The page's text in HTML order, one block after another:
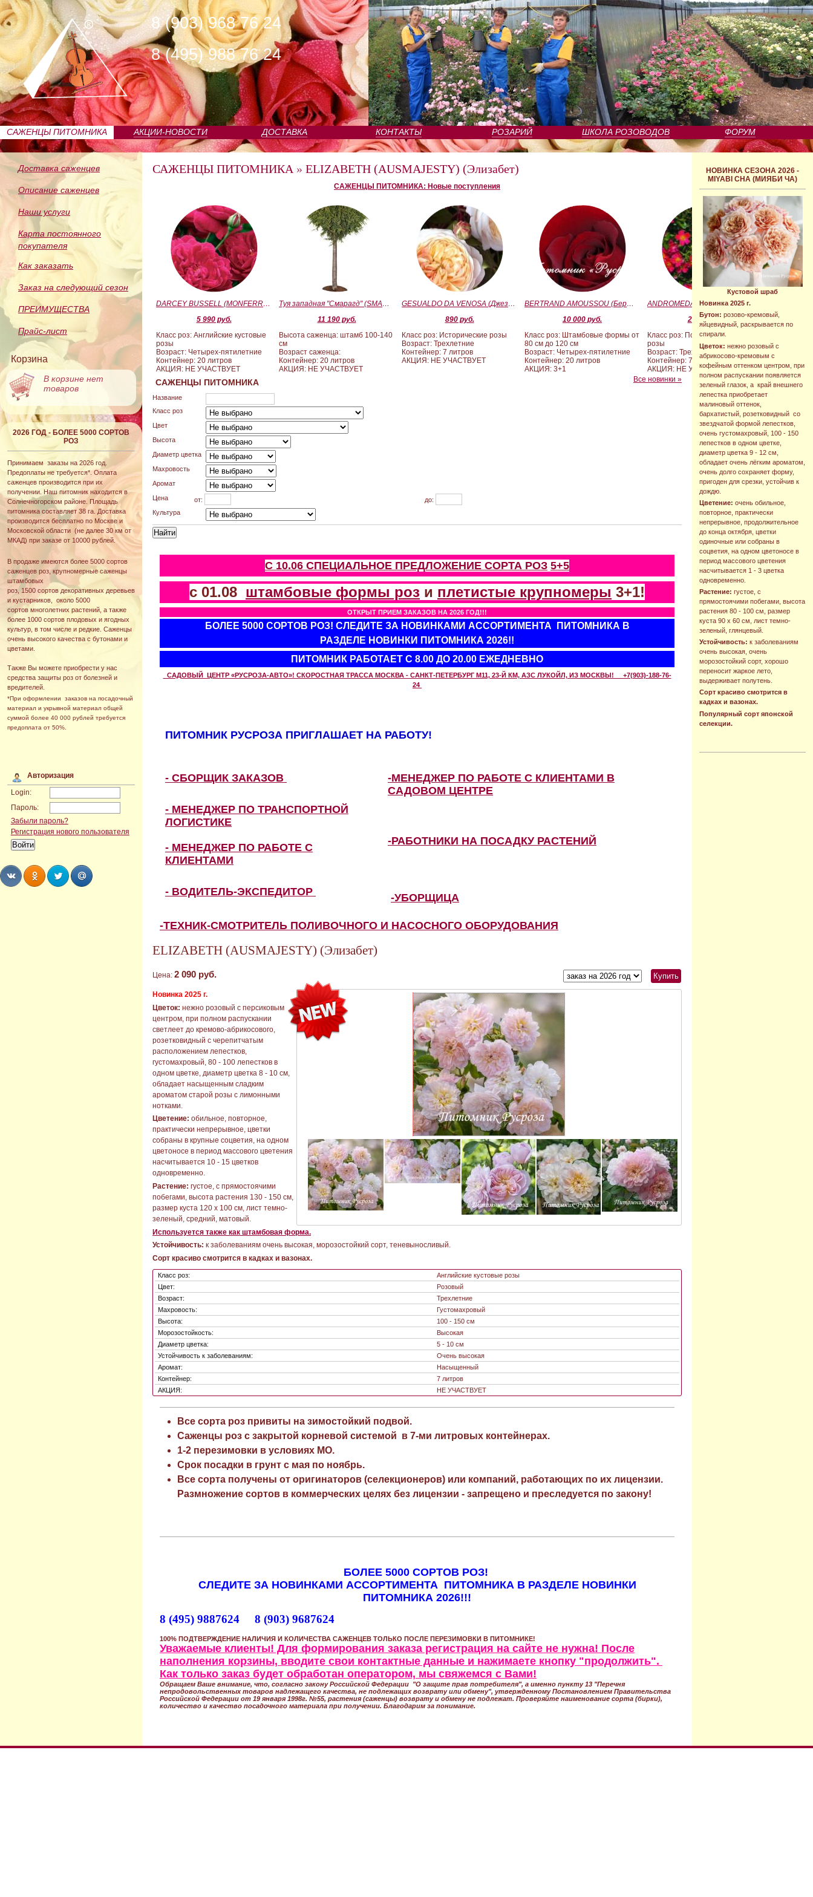
8 (903) 968 76 24
8 (495) 988 76 24
САЖЕНЦЫ ПИТОМНИКА АКЦИИ-НОВОСТИ ДОСТАВКА КОНТАКТЫ РОЗАРИЙ ШКОЛА РОЗОВОДОВ ФОРУМ
Доставка саженцев
Описание саженцев
Наши услуги
Карта постоянного
покупателя
Как заказать
Заказ на следующий сезон
ПРЕИМУЩЕСТВА
Прайс-лист
Корзина
В корзине нет
товаров
2026 ГОД - БОЛЕЕ 5000 СОРТОВ
РОЗ
Принимаем заказы на 2026 год.
Предоплаты не требуется*. Оплата
саженцев производится при их
получении. Наш питомник находится в
Солнечногорском районе. Площадь
питомника составляет 38 га. Доставка
производится бесплатно по Москве и
Московской области (не далее 30 км от
МКАД) при заказе от 10000 рублей.
В продаже имеются более 5000 сортов
саженцев роз, крупномерные саженцы
штамбовых
роз, 1500 сортов декоративных деревьев
и кустарников, около 5000
сортов многолетних растений, а также
более 1000 сортов плодовых и ягодных
культур, в том числе и редкие. Саженцы
очень высокого качества с бутонами и
цветами.
Также Вы можете приобрести у нас
средства защиты роз от болезней и
вредителей.
*При оформлении заказов на посадочный
материал и укрывной материал общей
суммой более 40 000 рублей требуется
предоплата от 50%.
Авторизация
Login:
Пароль:
Забыли пароль?
Регистрация нового пользователя
НОВИНКА СЕЗОНА 2026 -
MIYABI CHA (МИЯБИ ЧА)
Кустовой шраб
Новинка 2025 г.
Бутон: розово-кремовый,
яйцевидный, раскрывается по
спирали.
Цветок: нежно розовый с
абрикосово-кремовым с
кофейным оттенком центром, при
полном распускании появляется
зеленый глазок, а край внешнего
лепестка приобретает
малиновый оттенок,
бархатистый, розетковидный со
звездчатой формой лепестков,
очень густомахровый, 100 - 150
лепестков в одном цветке,
диаметр цветка 9 - 12 см,
обладает очень лёгким ароматом,
очень долго сохраняет форму,
пригоден для срезки, устойчив к
дождю.
Цветение: очень обильное,
повторное, практически
непрерывное, продолжительное
до конца октября, цветки
одиночные или собраны в
соцветия, на одном цветоносе в
период массового цветения
насчитывается 1 - 3 цветка
одновременно.
Растение: густое, с
прямостоячими побегами, высота
растения 80 - 100 см, размер
куста 90 х 60 см, лист темно-
зеленый, глянцевый.
Устойчивость: к заболеваниям
очень высокая, очень
морозостойкий сорт, хорошо
переносит жаркое лето,
выдерживает полутень.
Сорт красиво смотрится в
кадках и вазонах.
Популярный сорт японской
селекции.
САЖЕНЦЫ ПИТОМНИКА » ELIZABETH (AUSMAJESTY) (Элизабет)
САЖЕНЦЫ ПИТОМНИКА: Новые поступления
DARCEY BUSSELL (MONFERRATO) (Дарси Басл)
5 990 руб.
Класс роз: Английские кустовые
розы
Возраст: Четырех-пятилетние
Контейнер: 20 литров
АКЦИЯ: НЕ УЧАСТВУЕТ
Туя западная "Смарагд" (SMARAGD) ШТАМБ 100-140
11 190 руб.
Высота саженца: штамб 100-140
см
Возраст саженца:
Контейнер: 20 литров
АКЦИЯ: НЕ УЧАСТВУЕТ
GESUALDO DA VENOSA (Джезуальдо Ди Веноза)
890 руб.
Класс роз: Исторические розы
Возраст: Трехлетние
Контейнер: 7 литров
АКЦИЯ: НЕ УЧАСТВУЕТ
BERTRAND AMOUSSOU (Бертран Амуссу)
10 000 руб.
Класс роз: Штамбовые формы от
80 см до 120 см
Возраст: Четырех-пятилетние
Контейнер: 20 литров
АКЦИЯ: 3+1
2 090 руб.
Класс роз: Почвопокровные
розы
Возраст: Трехлетние
Контейнер: 7 литров
АКЦИЯ: НЕ УЧАСТВУЕТ
Все новинки »
САЖЕНЦЫ ПИТОМНИКА
Название
Класс роз
Цвет
Высота
Диаметр цветка
Махровость
Аромат
Цена
от:
до:
Культура
С 10.06 СПЕЦИАЛЬНОЕ ПРЕДЛОЖЕНИЕ СОРТА РОЗ 5+5
с 01.08 штамбовые формы роз и плетистые крупномеры 3+1!
ОТКРЫТ ПРИЕМ ЗАКАЗОВ НА 2026 ГОД!!!
БОЛЕЕ 5000 СОРТОВ РОЗ! СЛЕДИТЕ ЗА НОВИНКАМИ АССОРТИМЕНТА ПИТОМНИКА В
РАЗДЕЛЕ НОВИНКИ ПИТОМНИКА 2026!!
ПИТОМНИК РАБОТАЕТ С 8.00 ДО 20.00 ЕЖЕДНЕВНО
САДОВЫЙ ЦЕНТР «РУСРОЗА-АВТО»! СКОРОСТНАЯ ТРАССА МОСКВА - САНКТ-ПЕТЕРБУРГ М11, 23-Й КМ, АЗС ЛУКОЙЛ, ИЗ МОСКВЫ! +7(903)-188-76-
24
ПИТОМНИК РУСРОЗА ПРИГЛАШАЕТ НА РАБОТУ!
- СБОРЩИК ЗАКАЗОВ
-МЕНЕДЖЕР ПО РАБОТЕ С КЛИЕНТАМИ В
САДОВОМ ЦЕНТРЕ
- МЕНЕДЖЕР ПО ТРАНСПОРТНОЙ
ЛОГИСТИКЕ
- МЕНЕДЖЕР ПО РАБОТЕ С
КЛИЕНТАМИ
-РАБОТНИКИ НА ПОСАДКУ РАСТЕНИЙ
- ВОДИТЕЛЬ-ЭКСПЕДИТОР -УБОРЩИЦА
-ТЕХНИК-СМОТРИТЕЛЬ ПОЛИВОЧНОГО И НАСОСНОГО ОБОРУДОВАНИЯ
ELIZABETH (AUSMAJESTY) (Элизабет)
Цена: 2 090 руб.
Новинка 2025 г.
Цветок: нежно розовый с персиковым
центром, при полном распускании
светлеет до кремово-абрикосового,
розетковидный с черепитчатым
расположением лепестков,
густомахровый, 80 - 100 лепестков в
одном цветке, диаметр цветка 8 - 10 см,
обладает насыщенным сладким
ароматом старой розы с лимонными
нотками.
Цветение: обильное, повторное,
практически непрерывное, цветки
собраны в крупные соцветия, на одном
цветоносе в период массового цветения
насчитывается 10 - 15 цветков
одновременно.
Растение: густое, с прямостоячими
побегами, высота растения 130 - 150 см,
размер куста 120 х 100 см, лист темно-
зеленый, средний, матовый.
Используется также как штамбовая форма.
Устойчивость: к заболеваниям очень высокая, морозостойкий сорт, теневыносливый.
Сорт красиво смотрится в кадках и вазонах.
Класс роз:
Английские кустовые розы
Цвет:
Розовый
Возраст:
Трехлетние
Махровость:
Густомахровый
Высота:
100 - 150 см
Морозостойкость:
Высокая
Диаметр цветка:
5 - 10 см
Устойчивость к заболеваниям:
Очень высокая
Аромат:
Насыщенный
Контейнер:
7 литров
АКЦИЯ:
НЕ УЧАСТВУЕТ
Все сорта роз привиты на зимостойкий подвой.
Саженцы роз с закрытой корневой системой в 7-ми литровых контейнерах.
1-2 перезимовки в условиях МО.
Срок посадки в грунт с мая по ноябрь.
Все сорта получены от оригинаторов (селекционеров) или компаний, работающих по их лицензии.
Размножение сортов в коммерческих целях без лицензии - запрещено и преследуется по закону!
БОЛЕЕ 5000 СОРТОВ РОЗ!
СЛЕДИТЕ ЗА НОВИНКАМИ АССОРТИМЕНТА ПИТОМНИКА В РАЗДЕЛЕ НОВИНКИ
ПИТОМНИКА 2026!!!
8 (495) 9887624 8 (903) 9687624
100% ПОДТВЕРЖДЕНИЕ НАЛИЧИЯ И КОЛИЧЕСТВА САЖЕНЦЕВ ТОЛЬКО ПОСЛЕ ПЕРЕЗИМОВКИ В ПИТОМНИКЕ!
Уважаемые клиенты! Для формирования заказа регистрация на сайте не нужна! После
наполнения корзины, вводите свои контактные данные и нажимаете кнопку "продолжить".
Как только заказ будет обработан оператором, мы свяжемся с Вами!
Обращаем Ваше внимание, что, согласно закону Российской Федерации "О защите прав потребителя", а именно пункту 13 "Перечня
непродовольственных товаров надлежащего качества, не подлежащих возврату или обмену", утвержденному Постановлением Правительства
Российской Федерации от 19 января 1998г. №55, растения (саженцы) возврату и обмену не подлежат. Проверяйте наименование сорта (бирки),
количество и качество посадочного материала при получении. Благодарим за понимание.